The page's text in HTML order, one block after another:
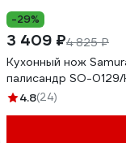
-29%
3 409 ₽4 825 ₽
Кухонный нож
палисандр SO-0129/
4.8(24)